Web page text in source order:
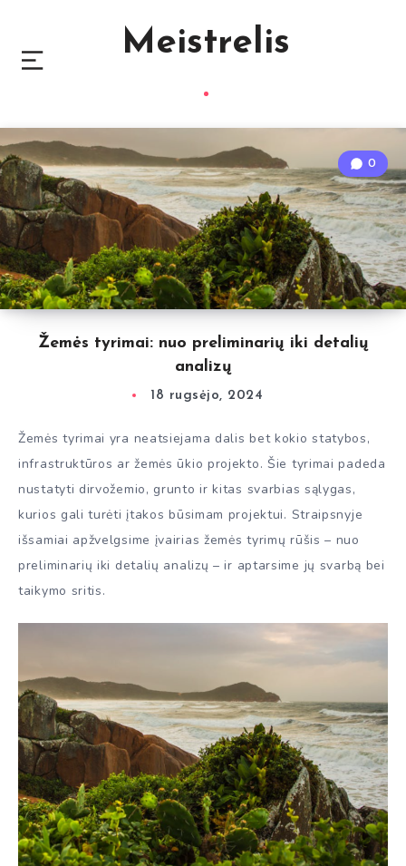
Meistrelis
Žemės tyrimai: nuo preliminarių iki detalių
analizų
0
18 rugsėjo, 2024
Žemės tyrimai yra neatsiejama dalis bet kokio statybos,
infrastruktūros ar žemės ūkio projekto. Šie tyrimai padeda
nustatyti dirvožemio, grunto ir kitas svarbias sąlygas,
kurios gali turėti įtakos būsimam projektui. Straipsnyje
išsamiai apžvelgsime įvairias žemės tyrimų rūšis – nuo
preliminarių iki detalių analizų – ir aptarsime jų svarbą bei
taikymo sritis.